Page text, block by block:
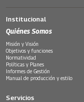
Institucional
Quiénes Somos
Misión y Visión
Objetivos y funciones
Normatividad
Políticas y Planes
Informes de Gestión
Manual de producción y estilo
Servicios